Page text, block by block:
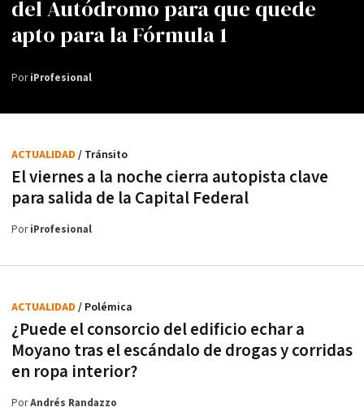
del Autódromo para que quede
apto para la Fórmula 1
PoriProfesional
El viernes a la noche cierra autopista clave
para salida de la Capital Federal
ACTUALIDAD / Tránsito
PoriProfesional
¿Puede el consorcio del edificio echar a
Moyano tras el escándalo de drogas y corridas
en ropa interior?
ACTUALIDAD / Polémica
PorAndrés Randazzo